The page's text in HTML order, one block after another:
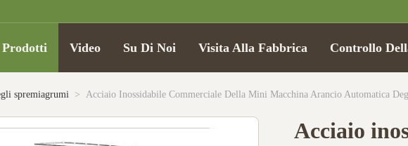
Prodotti Video Su Di Noi Visita Alla Fabbrica Controllo
spremiagrumi > Acciaio Inossidabile Commerciale Della Mini Macchina Arancio Automatica
Acciaio